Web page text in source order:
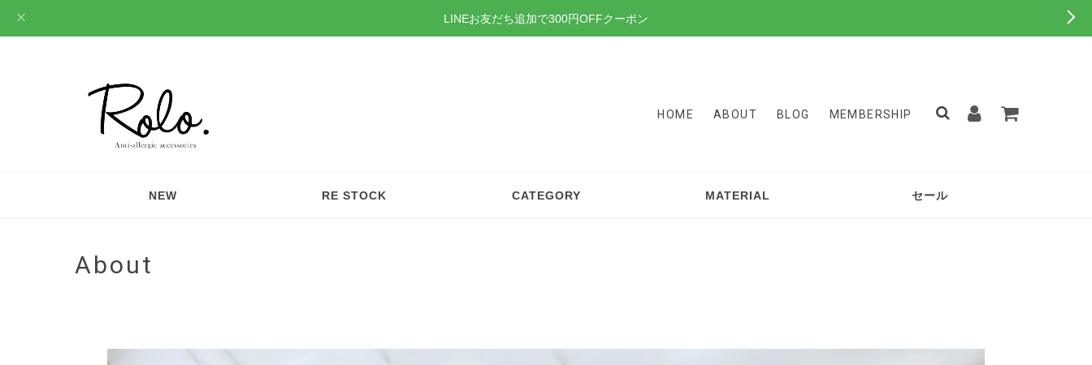
LINEお友だち追加で300円OFFクーポン
HOME ABOUT BLOG MEMBERSHIP
NEW RE STOCK CATEGORY MATERIAL セール
About